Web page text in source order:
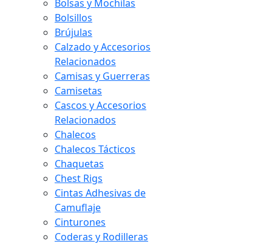
Bolsas y Mochilas
Bolsillos
Brújulas
Calzado y Accesorios
Relacionados
Camisas y Guerreras
Camisetas
Cascos y Accesorios
Relacionados
Chalecos
Chalecos Tácticos
Chaquetas
Chest Rigs
Cintas Adhesivas de
Camuflaje
Cinturones
Coderas y Rodilleras